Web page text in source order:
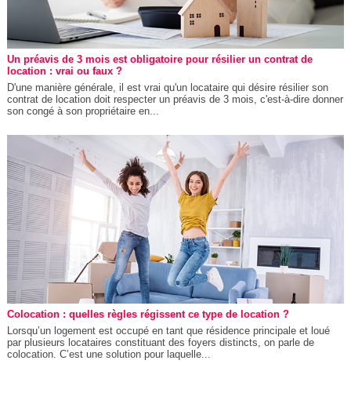
Un préavis de 3 mois est obligatoire pour résilier un contrat de
location : vrai ou faux ?
D'une manière générale, il est vrai qu'un locataire qui désire résilier son
contrat de location doit respecter un préavis de 3 mois, c'est-à-dire donner
son congé à son propriétaire en...
Colocation : quelles règles régissent ce type de location ?
Lorsqu’un logement est occupé en tant que résidence principale et loué
par plusieurs locataires constituant des foyers distincts, on parle de
colocation. C’est une solution pour laquelle...